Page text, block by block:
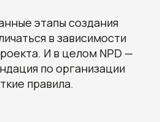
этапы создания
в зависимости
И в целом NPD —
по организации
правила.